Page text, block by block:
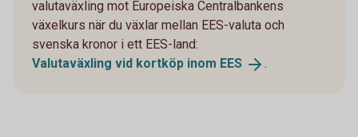
valutaväxling mot Europeiska Centralbankens
växelkurs när du växlar mellan EES-valuta och
svenska kronor i ett EES-land:
Valutaväxling vid kortköp inom EES .